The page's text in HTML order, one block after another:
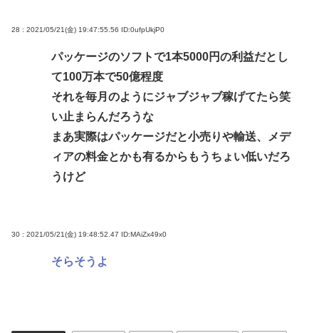
28 : 2021/05/21(金) 19:47:55.56 ID:0ufpUkjP0
パッケージのソフトで1本5000円の利益だとし
て100万本で50億程度
それを毎月のようにジャブジャブ稼げてたら笑
い止まらんだろうな
まあ実際はパッケージだと小売りや輸送、メデ
ィアの料金とかも有るからもうちょい低いだろ
うけど
30 : 2021/05/21(金) 19:48:52.47 ID:MAiZx49x0
そらそうよ